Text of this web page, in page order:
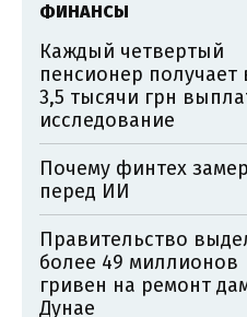
ФИНАНСЫ
Каждый четвертый
пенсионер получает
3,5 тысячи грн
исследование
Почему финтех замер
перед ИИ
Правительство
более 49 миллионов
гривен на ремонт
Дунае